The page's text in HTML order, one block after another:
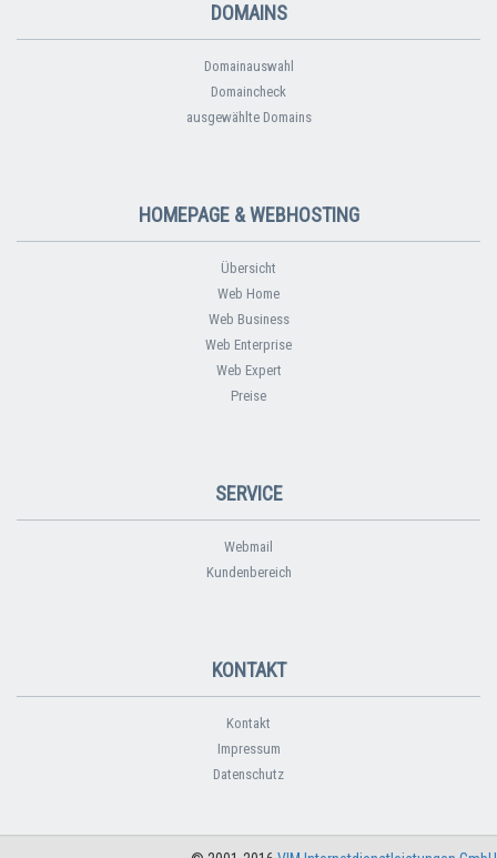
DOMAINS
Domainauswahl
Domaincheck
ausgewählte Domains
HOMEPAGE & WEBHOSTING
Übersicht
Web Home
Web Business
Web Enterprise
Web Expert
Preise
SERVICE
Webmail
Kundenbereich
KONTAKT
Kontakt
Impressum
Datenschutz